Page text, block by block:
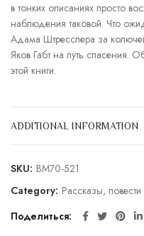
в тонких описаниях просто
наблюдения таковой. Что
Адама Штресслера за
Яков Габт на путь спасения.
этой книги.
ADDITIONAL INFORMATION
SKU: BM70-521
Category: Рассказы, повести
Поделиться